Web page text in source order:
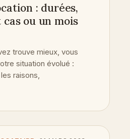
: durées,
ou un mois
trouve mieux, vous
situation évolué :
raisons,